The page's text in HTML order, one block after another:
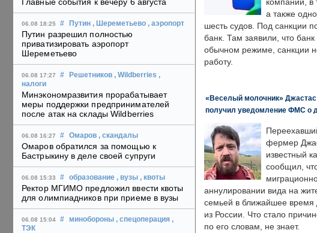
Главные события к вечеру 6 августа
06.08 18:25 # Путин , Шереметьево , аэропорт
Путин разрешил полностью
приватизировать аэропорт
Шереметьево
06.08 17:27 # Решетников , Wildberries ,
налоги
Минэкономразвития прорабатывает
меры поддержки предпринимателей
после атак на склады Wildberries
06.08 16:27 # Омаров , скандалы
Омаров обратился за помощью к
Бастрыкину в деле своей супруги
06.08 15:33 # образование , вузы , квоты
Ректор МГИМО предложил ввести квоты
для олимпиадников при приеме в вузы
06.08 15:04 # минобороны , спецоперация ,
ТЭК
компаний, в
а также
шесть судов. Под санкции
банк. Там заявили, что
обычном режиме, санкции
работу.
«Веселый молочник» Джастас
получил уведомление ФМС о
фермер
известный
сообщил,
аннулировании вида на
семьей в ближайшее время
из России. Что стало
по его словам, не знает.